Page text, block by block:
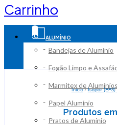
Carrinho
ALUMÍNIO
Bandejas de Alumínio
Fogão Limpo e
Marmitex de Alumínios
Papel Alumínio
Pratos de Alumínio
Início/Isopor
Produtos